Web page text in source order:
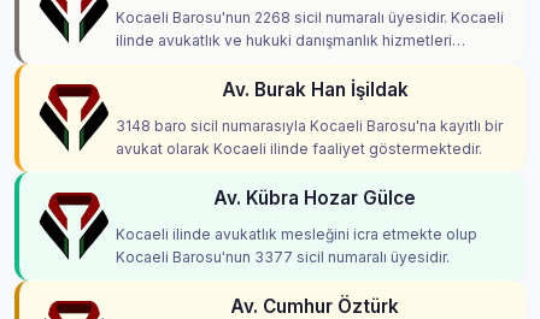
Kocaeli Barosu'nun 2268 sicil numaralı üyesidir. Kocaeli
ilinde avukatlık ve hukuki danışmanlık hizmetleri
Av. Burak Han İşildak
3148 baro sicil numarasıyla Kocaeli Barosu'na kayıtlı bir
avukat olarak Kocaeli ilinde faaliyet göstermektedir.
Av. Kübra Hozar Gülce
Kocaeli ilinde avukatlık mesleğini icra etmekte olup
Kocaeli Barosu'nun 3377 sicil numaralı üyesidir.
Av. Cumhur Öztürk